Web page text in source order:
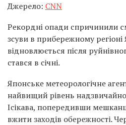
Джерело: CNN
Рекордні опади спричинили
зсуви в прибережному регіоні
відновлюється після
стався в січні.
Японське метеорологічне
найвищий рівень
Ісікава, попередивши
вжити заходів обережності.